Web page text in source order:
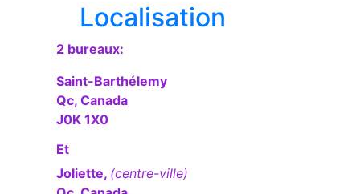
Localisation
2 bureaux:
Saint-Barthélemy
Qc, Canada
J0K 1X0
Et
Joliette, (centre-ville)